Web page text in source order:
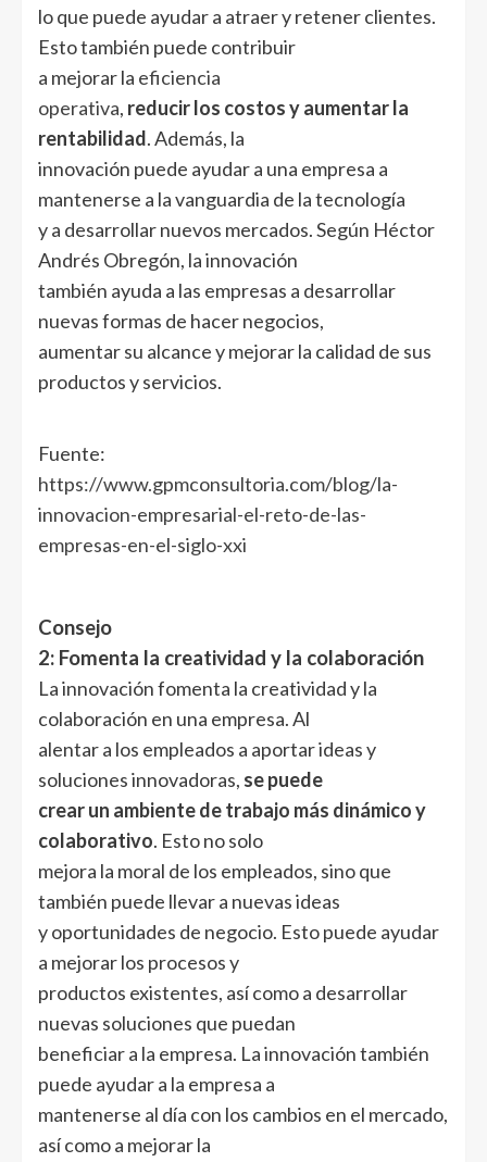
lo que puede ayudar a atraer y retener clientes.
Esto también puede contribuir
a mejorar la eficiencia
operativa, reducir los costos y aumentar la
rentabilidad. Además, la
innovación puede ayudar a una empresa a
mantenerse a la vanguardia de la tecnología
y a desarrollar nuevos mercados. Según Héctor
Andrés Obregón, la innovación
también ayuda a las empresas a desarrollar
nuevas formas de hacer negocios,
aumentar su alcance y mejorar la calidad de sus
productos y servicios.
Fuente:
https://www.gpmconsultoria.com/blog/la-
innovacion-empresarial-el-reto-de-las-
empresas-en-el-siglo-xxi
Consejo
2: Fomenta la creatividad y la colaboración
La innovación fomenta la creatividad y la
colaboración en una empresa. Al
alentar a los empleados a aportar ideas y
soluciones innovadoras, se puede
crear un ambiente de trabajo más dinámico y
colaborativo. Esto no solo
mejora la moral de los empleados, sino que
también puede llevar a nuevas ideas
y oportunidades de negocio. Esto puede ayudar
a mejorar los procesos y
productos existentes, así como a desarrollar
nuevas soluciones que puedan
beneficiar a la empresa. La innovación también
puede ayudar a la empresa a
mantenerse al día con los cambios en el mercado,
así como a mejorar la